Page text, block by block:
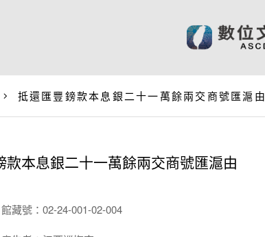
抵還匯豐鎊款本息銀二十一萬餘兩交商號匯滬由
款本息銀二十一萬餘兩交商號匯滬由
館藏號：02-24-001-02-004